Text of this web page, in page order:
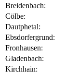
Breidenbach:
Cölbe:
Dautphetal:
Ebsdorfergrund:
Fronhausen:
Gladenbach:
Kirchhain: